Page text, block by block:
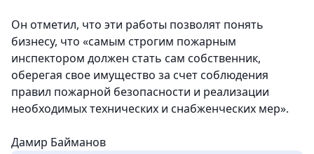
Он отметил, что эти работы позволят понять
бизнесу, что «самым строгим пожарным
инспектором должен стать сам собственник,
оберегая свое имущество за счет соблюдения
правил пожарной безопасности и реализации
необходимых технических и снабженческих мер».
Дамир Байманов